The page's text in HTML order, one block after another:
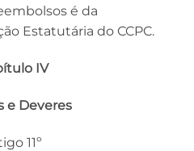
é da
Estatutária do CCPC.
IV
e Deveres
11º